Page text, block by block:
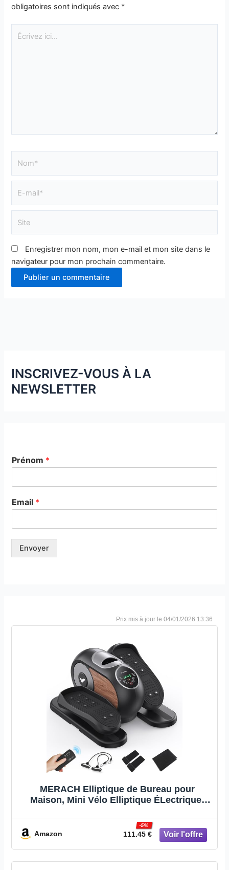
obligatoires sont indiqués avec *
Écrivez
ici…
mail*
Enregistrer mon nom, mon e-mail et mon site dans le
navigateur pour mon prochain commentaire.
INSCRIVEZ-VOUS À LA
NEWSLETTER
Prénom *
Email *
Envoyer
04/01/2026 13:36
MERACH Elliptique de Bureau pour
Maison, Mini Vélo Elliptique ÉLectrique,
12 Vitesses, Silencieux et Portable,
Exerciseur de Pédales pour Seniors et
Amazon 111.45 €
-5%